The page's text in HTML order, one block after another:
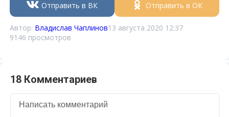
Отправить в ВК Отправить в ОК
Автор: Владислав Чаплинов13 августа 2020 12:37
9146 просмотров
18 Комментариев